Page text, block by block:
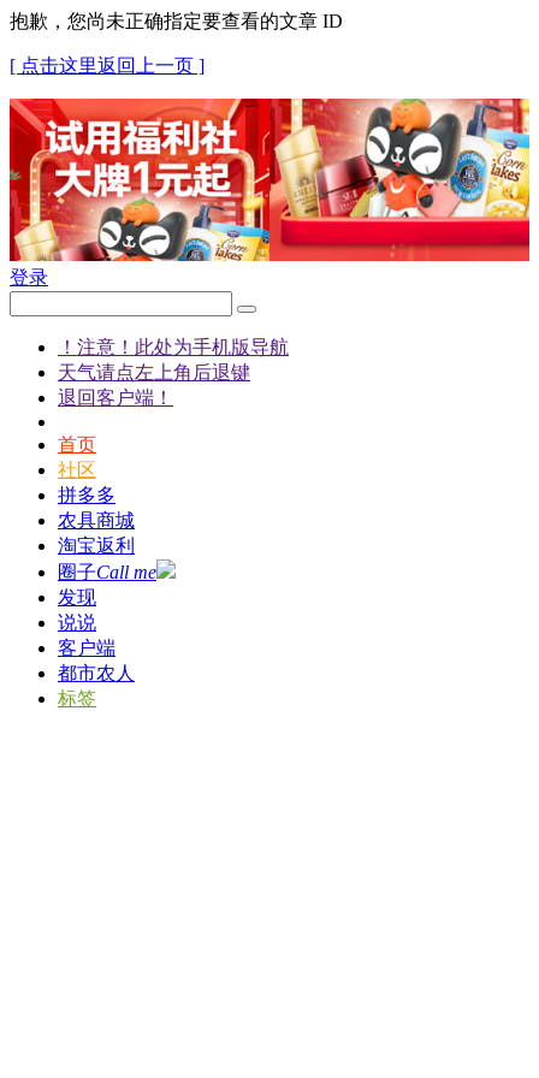
抱歉，您尚未正确指定要查看的文章 ID
[ 点击这里返回上一页 ]
登录
！注意！此处为手机版导航
天气请点左上角后退键
退回客户端！
首页
社区
拼多多
农具商城
淘宝返利
圈子Call me
发现
说说
客户端
都市农人
标签